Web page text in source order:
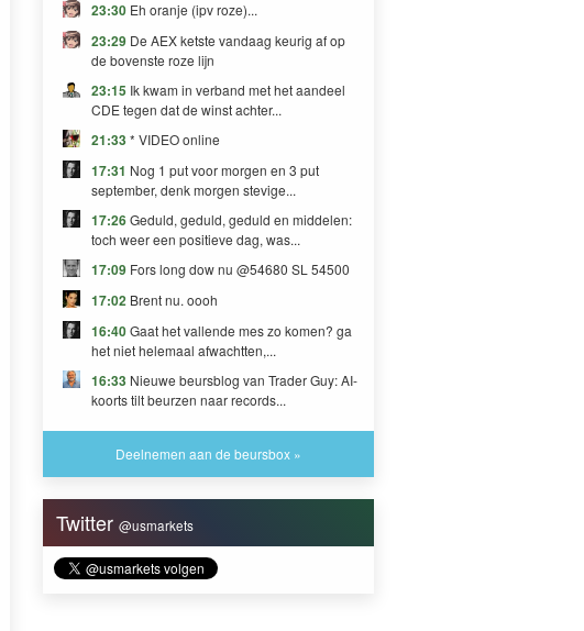
23:30 Eh oranje (ipv roze)...
23:29 De AEX ketste vandaag keurig af op
de bovenste roze lijn
23:15 Ik kwam in verband met het aandeel
CDE tegen dat de winst achter...
21:33* VIDEO online
17:31 Nog 1 put voor morgen en 3 put
september, denk morgen stevige...
17:26Geduld, geduld, geduld en middelen:
toch weer een positieve dag, was...
17:09 Fors long dow nu @54680 SL 54500
17:02 Brent nu. oooh
16:40Gaat het vallende mes zo komen? ga
het niet helemaal afwachtten,...
16:33 Nieuwe beursblog van Trader Guy: AI-
koorts tilt beurzen naar records...
Deelnemen aan de beursbox »
Twitter@usmarkets